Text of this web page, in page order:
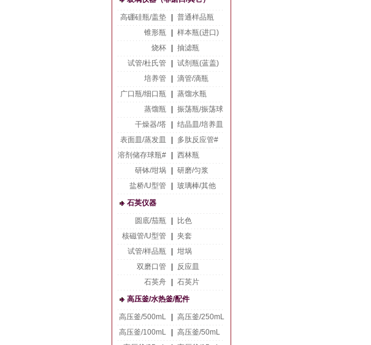
高硼硅瓶/盖垫
普通样品瓶
锥形瓶
样本瓶(进口)
烧杯
抽滤瓶
试管/杜氏管
试剂瓶(蓝盖)
培养管
滴管/滴瓶
广口瓶/细口瓶
蒸馏水瓶
蒸馏瓶
振荡瓶/振荡球
干燥器/塔
结晶皿/培养皿
表面皿/蒸发皿
多肽反应管#
溶剂储存球瓶#
西林瓶
研钵/坩埚
研磨/匀浆
盐桥/U型管
玻璃棒/其他
石英仪器
圆底/茄瓶
比色
核磁管/U型管
夹套
试管/样品瓶
坩埚
双磨口管
反应皿
石英舟
石英片
高压釜/水热釜/配件
高压釜/500mL
高压釜/250mL
高压釜/100mL
高压釜/50mL